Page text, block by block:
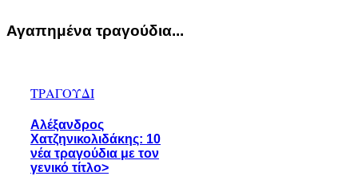
Αγαπημένα τραγούδια...
ΤΡΑΓΟΥΔΙ
Αλέξανδρος
Χατζηνικολιδάκης: 10
νέα τραγούδια με τον
γενικό τίτλο>